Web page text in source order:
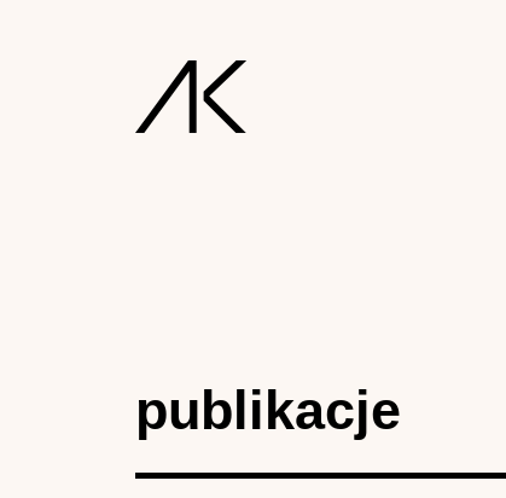
publikacje